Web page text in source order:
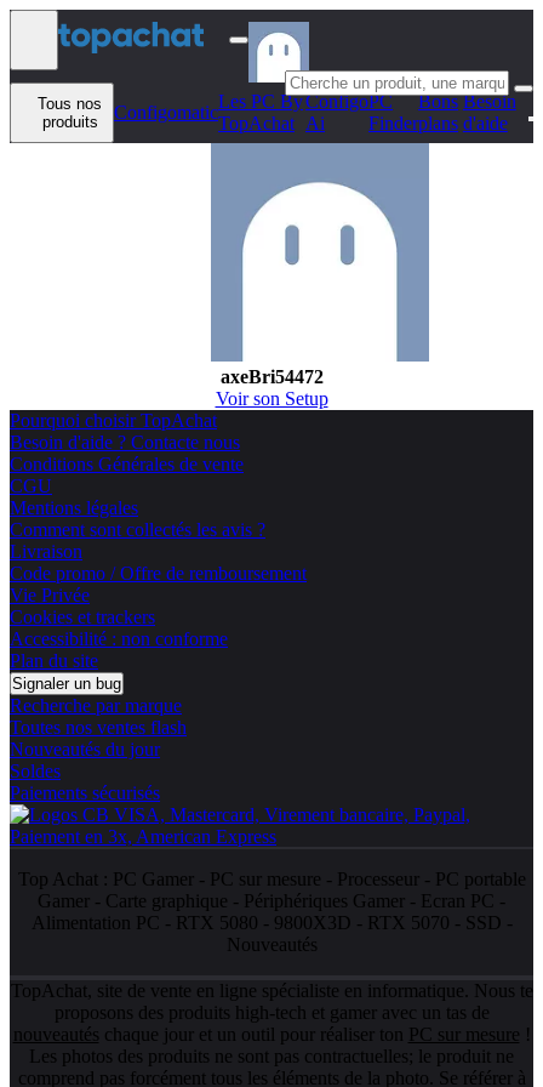
Aller au contenu
Tous nos
produits
Configomatic
Les PC By
TopAchat
Configo
Ai
PC
Finder
Bons
plans
Besoin
d'aide
axeBri54472
Voir son Setup
Pourquoi choisir TopAchat
Besoin d'aide ? Contacte nous
Conditions Générales de vente
CGU
Mentions légales
Comment sont collectés les avis ?
Livraison
Code promo / Offre de remboursement
Vie Privée
Cookies et trackers
Accessibilité : non conforme
Plan du site
Signaler un bug
Recherche par marque
Toutes nos ventes flash
Nouveautés du jour
Soldes
Paiements sécurisés
Top Achat : PC Gamer- PC sur mesure - Processeur- PC portable
Gamer - Carte graphique - Périphériques Gamer - Ecran PC -
Alimentation PC - RTX 5080 - 9800X3D - RTX 5070 - SSD -
Nouveautés
TopAchat, site de vente en ligne spécialiste en informatique. Nous te
proposons des produits high-tech et gamer avec un tas de
nouveautés chaque jour et un outil pour réaliser ton PC sur mesure !
Les photos des produits ne sont pas contractuelles; le produit ne
comprend pas forcément tous les éléments de la photo. Se référer à